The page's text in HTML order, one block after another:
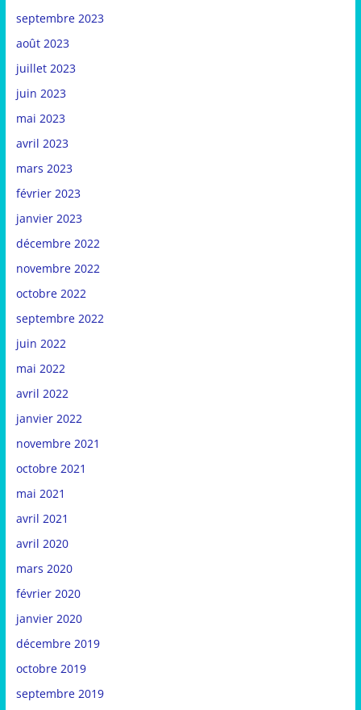
septembre 2023
août 2023
juillet 2023
juin 2023
mai 2023
avril 2023
mars 2023
février 2023
janvier 2023
décembre 2022
novembre 2022
octobre 2022
septembre 2022
juin 2022
mai 2022
avril 2022
janvier 2022
novembre 2021
octobre 2021
mai 2021
avril 2021
avril 2020
mars 2020
février 2020
janvier 2020
décembre 2019
octobre 2019
septembre 2019